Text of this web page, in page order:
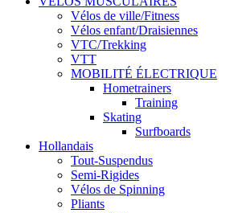
Vélos de ville/Fitness
Vélos enfant/Draisiennes
VTC/Trekking
VTT
MOBILITÉ ÉLECTRIQUE
Hometrainers
Training
Skating
Surfboards
Hollandais
Tout-Suspendus
Semi-Rigides
Vélos de Spinning
Pliants